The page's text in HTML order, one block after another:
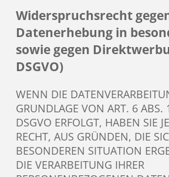
Widerspruchsrecht
Datenerhebung in
sowie gegen
DSGVO)
WENN DIE
GRUNDLAGE VON ART. 6 ABS.
DSGVO ERFOLGT, HABEN SIE
RECHT, AUS GRÜNDEN, DIE
BESONDEREN SITUATION
DIE VERARBEITUNG IHRER